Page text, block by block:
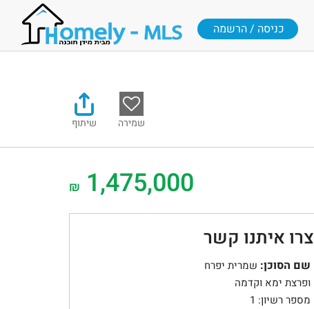
כניסה / הרשמה
שמירה שיתוף
1,475,000
₪
צרו איתנו קשר
שם הסוכן: שמרית יפרח
ופרצת ימא וקדמה
מספר רשיון: 1